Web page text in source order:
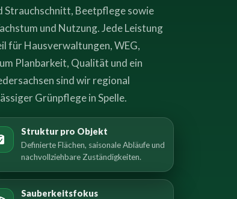
Strauchschnitt, Beetpflege sowie
und Nutzung. Jede Leistung
für Hausverwaltungen, WEG,
Planbarkeit, Qualität und ein
sind wir regional
Grünpflege in Spelle.
Struktur pro Objekt
Definierte Flächen, saisonale Abläufe und
nachvollziehbare Zuständigkeiten.
Sauberkeitsfokus